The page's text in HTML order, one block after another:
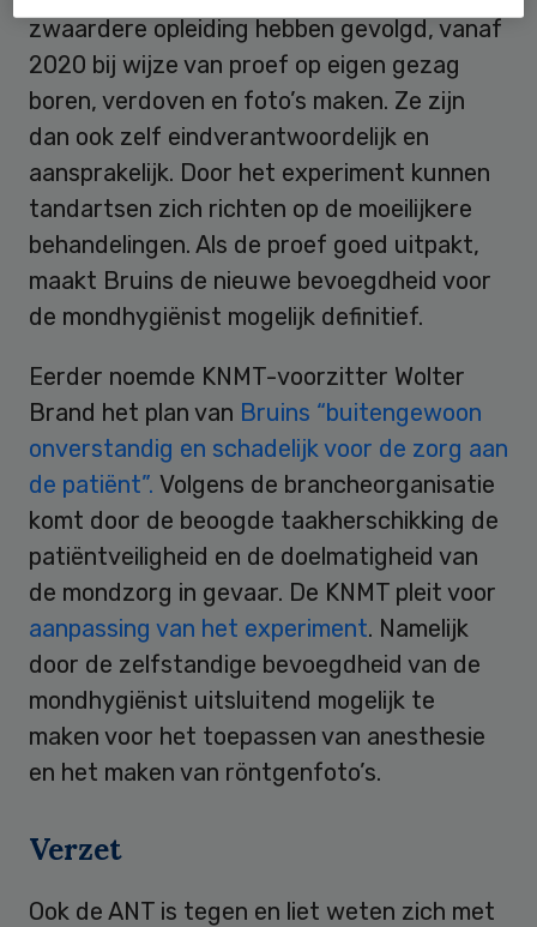
zwaardere opleiding hebben gevolgd, vanaf
2020 bij wijze van proef op eigen gezag
boren, verdoven en foto’s maken. Ze zijn
dan ook zelf eindverantwoordelijk en
aansprakelijk. Door het experiment kunnen
tandartsen zich richten op de moeilijkere
behandelingen. Als de proef goed uitpakt,
maakt Bruins de nieuwe bevoegdheid voor
de mondhygiënist mogelijk definitief.
Eerder noemde KNMT-voorzitter Wolter
Brand het plan van Bruins “buitengewoon
onverstandig en schadelijk voor de zorg aan
de patiënt”. Volgens de brancheorganisatie
komt door de beoogde taakherschikking de
patiëntveiligheid en de doelmatigheid van
de mondzorg in gevaar. De KNMT pleit voor
aanpassing van het experiment. Namelijk
door de zelfstandige bevoegdheid van de
mondhygiënist uitsluitend mogelijk te
maken voor het toepassen van anesthesie
en het maken van röntgenfoto’s.
Verzet
Ook de ANT is tegen en liet weten zich met